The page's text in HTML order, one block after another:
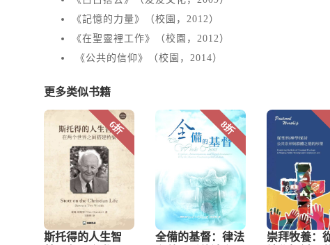
《記憶的力量》（校園，2012）
《在聖靈裡工作》（校園，2012）
《公共的信仰》（校園，2014）
更多类似书籍